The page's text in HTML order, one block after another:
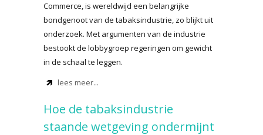
Commerce, is wereldwijd een belangrijke
bondgenoot van de tabaksindustrie, zo blijkt uit
onderzoek. Met argumenten van de industrie
bestookt de lobbygroep regeringen om gewicht
in de schaal te leggen.
lees meer...
Hoe de tabaksindustrie
staande wetgeving ondermijnt